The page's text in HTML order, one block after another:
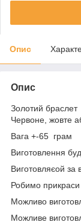
Опис
Опис
Золотий браслет
Червоне, жовте
Вага +-65 грам
Виготовлення
Виготовляєой за
Робимо прикраси
Можливо
Можливе